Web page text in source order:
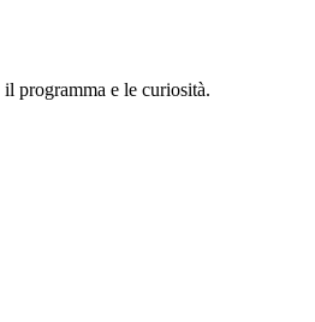
programma e le curiosità.